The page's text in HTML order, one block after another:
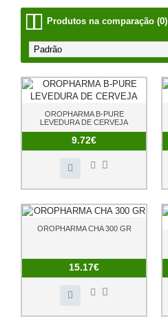
Produtos na comparação (0)
OROPHARMA B-PURE
LEVEDURA DE CERVEJA
9.72€
OROPHARMA CHA 300 GR
15.17€